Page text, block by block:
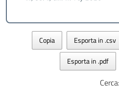
Copia Esporta in .csv
Esporta in .pdf
Cerca: